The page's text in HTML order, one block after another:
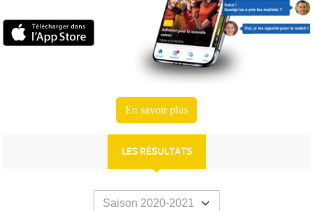
LES RÉSULTATS
En savoir plus